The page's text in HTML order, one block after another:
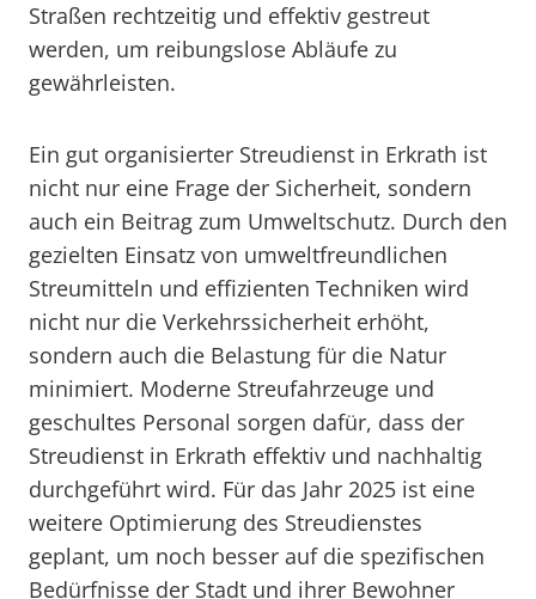
Straßen rechtzeitig und effektiv gestreut
werden, um reibungslose Abläufe zu
gewährleisten.
Ein gut organisierter Streudienst in Erkrath ist
nicht nur eine Frage der Sicherheit, sondern
auch ein Beitrag zum Umweltschutz. Durch den
gezielten Einsatz von umweltfreundlichen
Streumitteln und effizienten Techniken wird
nicht nur die Verkehrssicherheit erhöht,
sondern auch die Belastung für die Natur
minimiert. Moderne Streufahrzeuge und
geschultes Personal sorgen dafür, dass der
Streudienst in Erkrath effektiv und nachhaltig
durchgeführt wird. Für das Jahr 2025 ist eine
weitere Optimierung des Streudienstes
geplant, um noch besser auf die spezifischen
Bedürfnisse der Stadt und ihrer Bewohner